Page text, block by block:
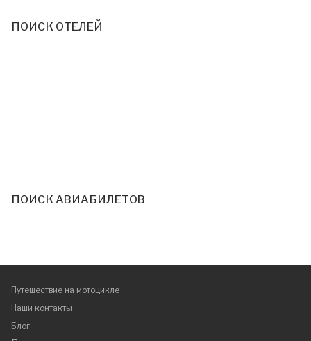
ПОИСК ОТЕЛЕЙ
ПОИСК АВИАБИЛЕТОВ
Путешествие на мотоцикле
Наши контакты
Блог